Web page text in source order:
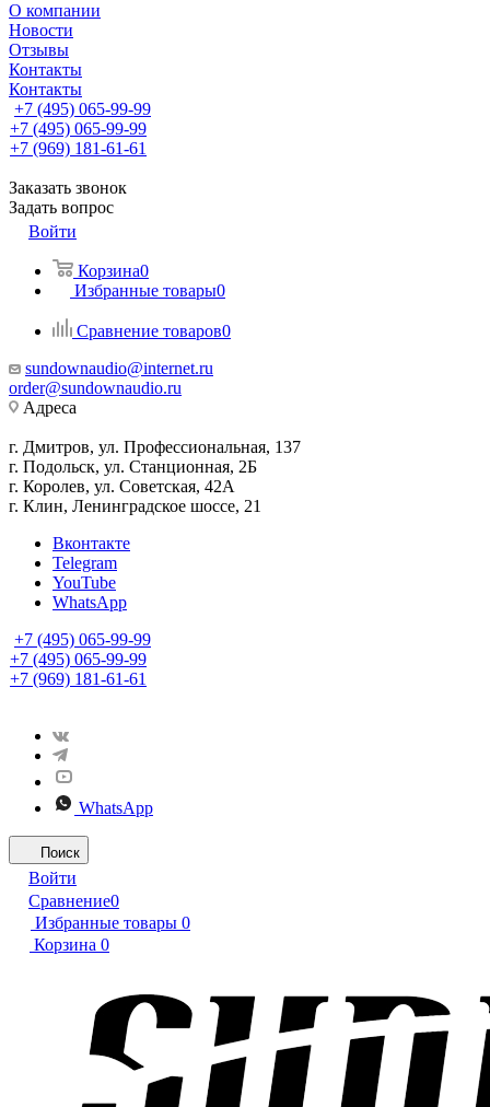
О компании
Новости
Отзывы
Контакты
Контакты
+7 (495) 065-99-99
+7 (495) 065-99-99
+7 (969) 181-61-61
Заказать звонок
Задать вопрос
Войти
Корзина0
Избранные товары0
Сравнение товаров0
sundownaudio@internet.ru
order@sundownaudio.ru
Адреса
г. Дмитров, ул. Профессиональная, 137
г. Подольск, ул. Станционная, 2Б
г. Королев, ул. Советская, 42А
г. Клин, Ленинградское шоссе, 21
Вконтакте
Telegram
YouTube
WhatsApp
+7 (495) 065-99-99
+7 (495) 065-99-99
+7 (969) 181-61-61
WhatsApp
Поиск
Войти
Сравнение0
Избранные товары 0
Корзина 0